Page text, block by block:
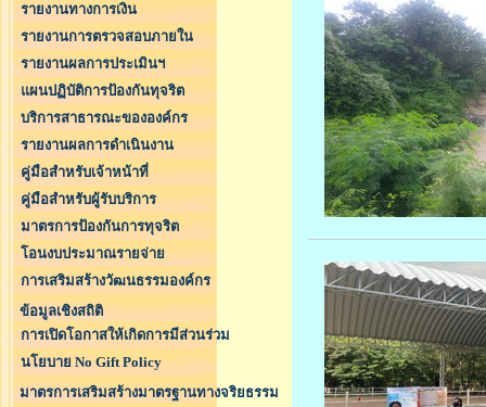
รายงานทางการเงิน
รายงานการตรวจสอบภายใน
รายงานผลการประเมินฯ
แผนปฏิบัติการป้องกันทุจริต
บริการสาธารณะขององค์กร
รายงานผลการดำเนินงาน
คู่มือสำหรับเจ้าหน้าที่
คู่มือสำหรับผู้รับบริการ
มาตรการป้องกันการทุจริต
โอนงบประมาณรายจ่าย
การเสริมสร้างวัฒนธรรมองค์กร
ข้อมูลเชิงสถิติ
การเปิดโอกาสให้เกิดการมีส่วนร่วม
นโยบาย No Gift Policy
มาตรการเสริมสร้างมาตรฐานทางจริยธรรม